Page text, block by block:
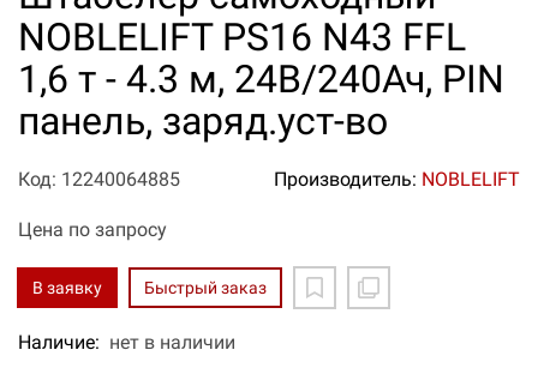
NOBLELIFT PS16 N43 FFL
1,6 т - 4.3 м, 24В/240Ач, PIN
панель, заряд.уст-во
Код: 12240064885 Производитель: NOBLELIFT
Цена по запросу
В заявку Быстрый заказ
Наличие: нет в наличии